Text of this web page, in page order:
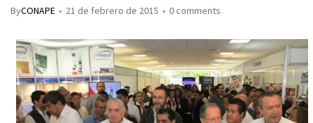
ByCONAPE 21 de febrero de 2015 0 comments